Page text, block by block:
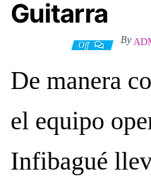
Guitarra
Off By
De manera
el equipo
Infibagué